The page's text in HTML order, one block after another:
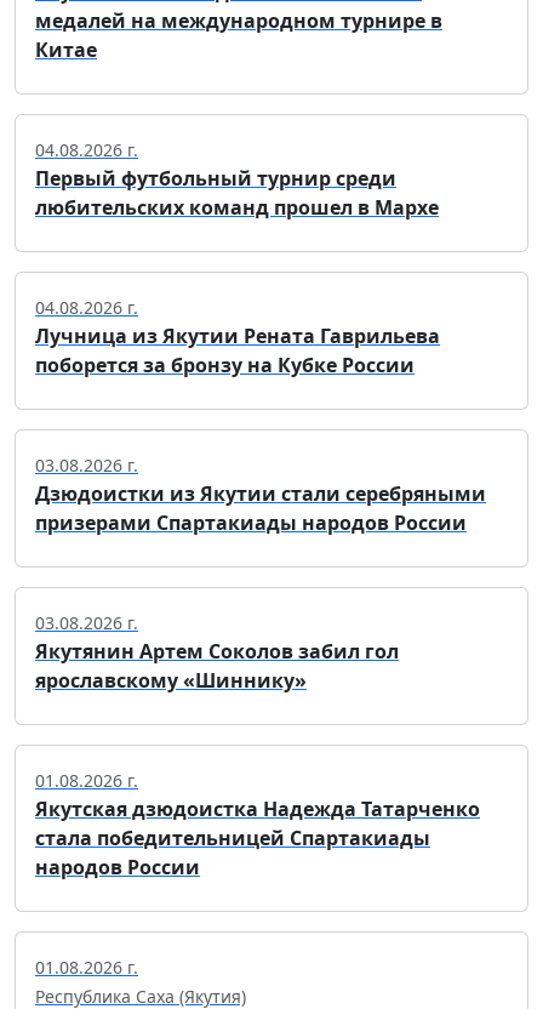
медалей на международном турнире в
Китае
04.08.2026 г.
Первый футбольный турнир среди
любительских команд прошел в Мархе
04.08.2026 г.
Лучница из Якутии Рената Гаврильева
поборется за бронзу на Кубке России
03.08.2026 г.
Дзюдоистки из Якутии стали серебряными
призерами Спартакиады народов России
03.08.2026 г.
Якутянин Артем Соколов забил гол
ярославскому «Шиннику»
01.08.2026 г.
Якутская дзюдоистка Надежда Татарченко
стала победительницей Спартакиады
народов России
01.08.2026 г.
Республика Саха (Якутия)